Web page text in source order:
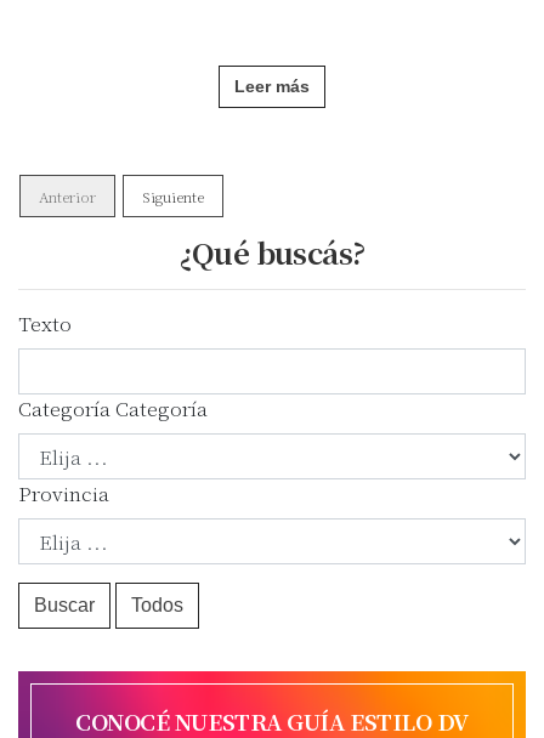
Leer más
Anterior Siguiente
¿Qué buscás?
Texto
Categoría Categoría
Provincia
Buscar Todos
CONOCÉ NUESTRA GUÍA ESTILO DV